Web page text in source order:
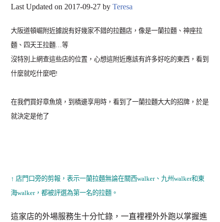
Last Updated on 2017-09-27 byTeresa
大阪道頓崛附近據說有好幾家不錯的拉麵店，像是一蘭拉麵、神座拉
麵、四天王拉麵…等
沒特別上網查這些店的位置，心想這附近應該有許多好吃的東西，看到
什麼就吃什麼吧!
在我們買好章魚燒，到橋邊享用時，看到了一蘭拉麵大大的招牌，於是
就決定是他了
↑ 店門口旁的剪報，表示一蘭拉麵無論在關西walker、九州walker和東
海walker，都被評選為第一名的拉麵。
這家店的外場服務生十分忙錄，一直裡裡外外跑以掌握進